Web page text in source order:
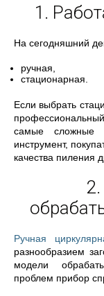
1.
На сегодняшний
ручная,
стационарная.
Если выбрать
самые сложные
инструмент,
качества пиления
Ручная
разнообразием
модели
проблем прибор